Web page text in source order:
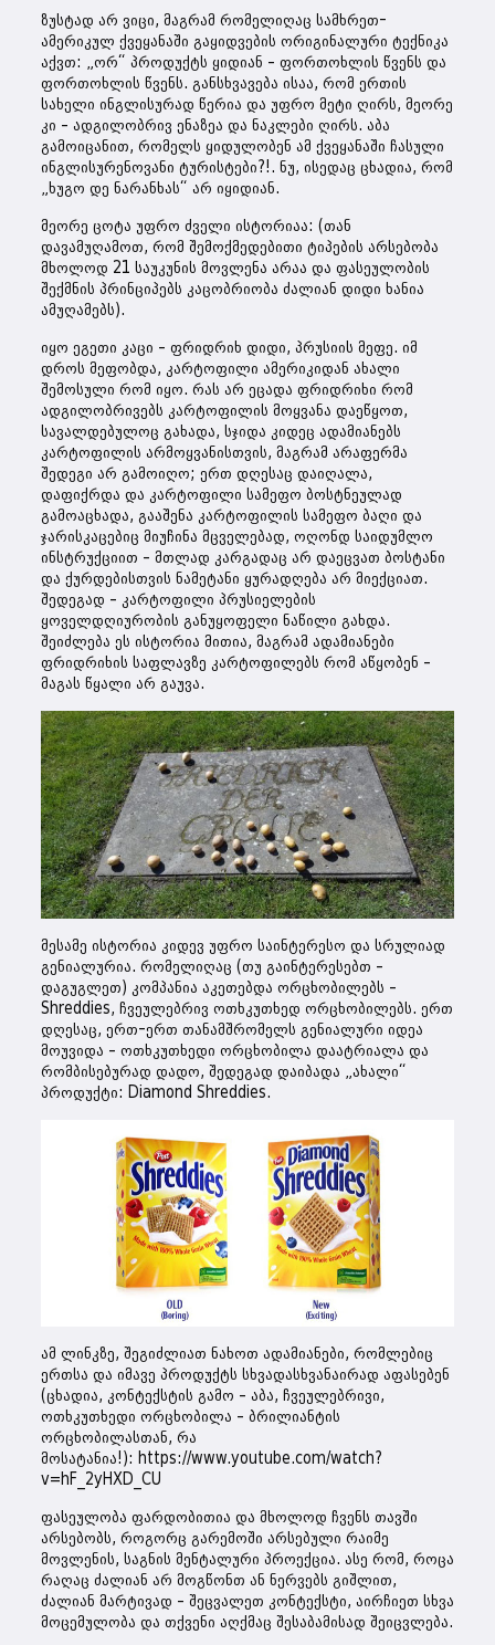
ზუსტად არ ვიცი, მაგრამ რომელიღაც სამხრეთ-
ამერიკულ ქვეყანაში გაყიდვების ორიგინალური ტექნიკა
აქვთ: „ორ“ პროდუქტს ყიდიან – ფორთოხლის წვენს და
ფორთოხლის წვენს. განსხვავება ისაა, რომ ერთის
სახელი ინგლისურად წერია და უფრო მეტი ღირს, მეორე
კი – ადგილობრივ ენაზეა და ნაკლები ღირს. აბა
გამოიცანით, რომელს ყიდულობენ ამ ქვეყანაში ჩასული
ინგლისურენოვანი ტურისტები?!. ნუ, ისედაც ცხადია, რომ
„ხუგო დე ნარანხას“ არ იყიდიან.
მეორე ცოტა უფრო ძველი ისტორიაა: (თან
დავამუღამოთ, რომ შემოქმედებითი ტიპების არსებობა
მხოლოდ 21 საუკუნის მოვლენა არაა და ფასეულობის
შექმნის პრინციპებს კაცობრიობა ძალიან დიდი ხანია
ამუღამებს).
იყო ეგეთი კაცი – ფრიდრიხ დიდი, პრუსიის მეფე. იმ
დროს მეფობდა, კარტოფილი ამერიკიდან ახალი
შემოსული რომ იყო. რას არ ეცადა ფრიდრიხი რომ
ადგილობრივებს კარტოფილის მოყვანა დაეწყოთ,
სავალდებულოც გახადა, სჯიდა კიდეც ადამიანებს
კარტოფილის არმოყვანისთვის, მაგრამ არაფერმა
შედეგი არ გამოიღო; ერთ დღესაც დაიღალა,
დაფიქრდა და კარტოფილი სამეფო ბოსტნეულად
გამოაცხადა, გააშენა კარტოფილის სამეფო ბაღი და
ჯარისკაცებიც მიუჩინა მცველებად, ოღონდ საიდუმლო
ინსტრუქციით – მთლად კარგადაც არ დაეცვათ ბოსტანი
და ქურდებისთვის ნამეტანი ყურადღება არ მიექციათ.
შედეგად – კარტოფილი პრუსიელების
ყოველდღიურობის განუყოფელი ნაწილი გახდა.
შეიძლება ეს ისტორია მითია, მაგრამ ადამიანები
ფრიდრიხის საფლავზე კარტოფილებს რომ აწყობენ –
მაგას წყალი არ გაუვა.
მესამე ისტორია კიდევ უფრო საინტერესო და სრულიად
გენიალურია. რომელიღაც (თუ გაინტერესებთ –
დაგუგლეთ) კომპანია აკეთებდა ორცხობილებს –
Shreddies, ჩვეულებრივ ოთხკუთხედ ორცხობილებს. ერთ
დღესაც, ერთ-ერთ თანამშრომელს გენიალური იდეა
მოუვიდა – ოთხკუთხედი ორცხობილა დაატრიალა და
რომბისებურად დადო, შედეგად დაიბადა „ახალი“
პროდუქტი: Diamond Shreddies.
ამ ლინკზე, შეგიძლიათ ნახოთ ადამიანები, რომლებიც
ერთსა და იმავე პროდუქტს სხვადასხვანაირად აფასებენ
(ცხადია, კონტექსტის გამო – აბა, ჩვეულებრივი,
ოთხკუთხედი ორცხობილა – ბრილიანტის
ორცხობილასთან, რა
მოსატანია!): https://www.youtube.com/watch?
v=hF_2yHXD_CU
ფასეულობა ფარდობითია და მხოლოდ ჩვენს თავში
არსებობს, როგორც გარემოში არსებული რაიმე
მოვლენის, საგნის მენტალური პროექცია. ასე რომ, როცა
რაღაც ძალიან არ მოგწონთ ან ნერვებს გიშლით,
ძალიან მარტივად – შეცვალეთ კონტექსტი, აირჩიეთ სხვა
მოცემულობა და თქვენი აღქმაც შესაბამისად შეიცვლება.